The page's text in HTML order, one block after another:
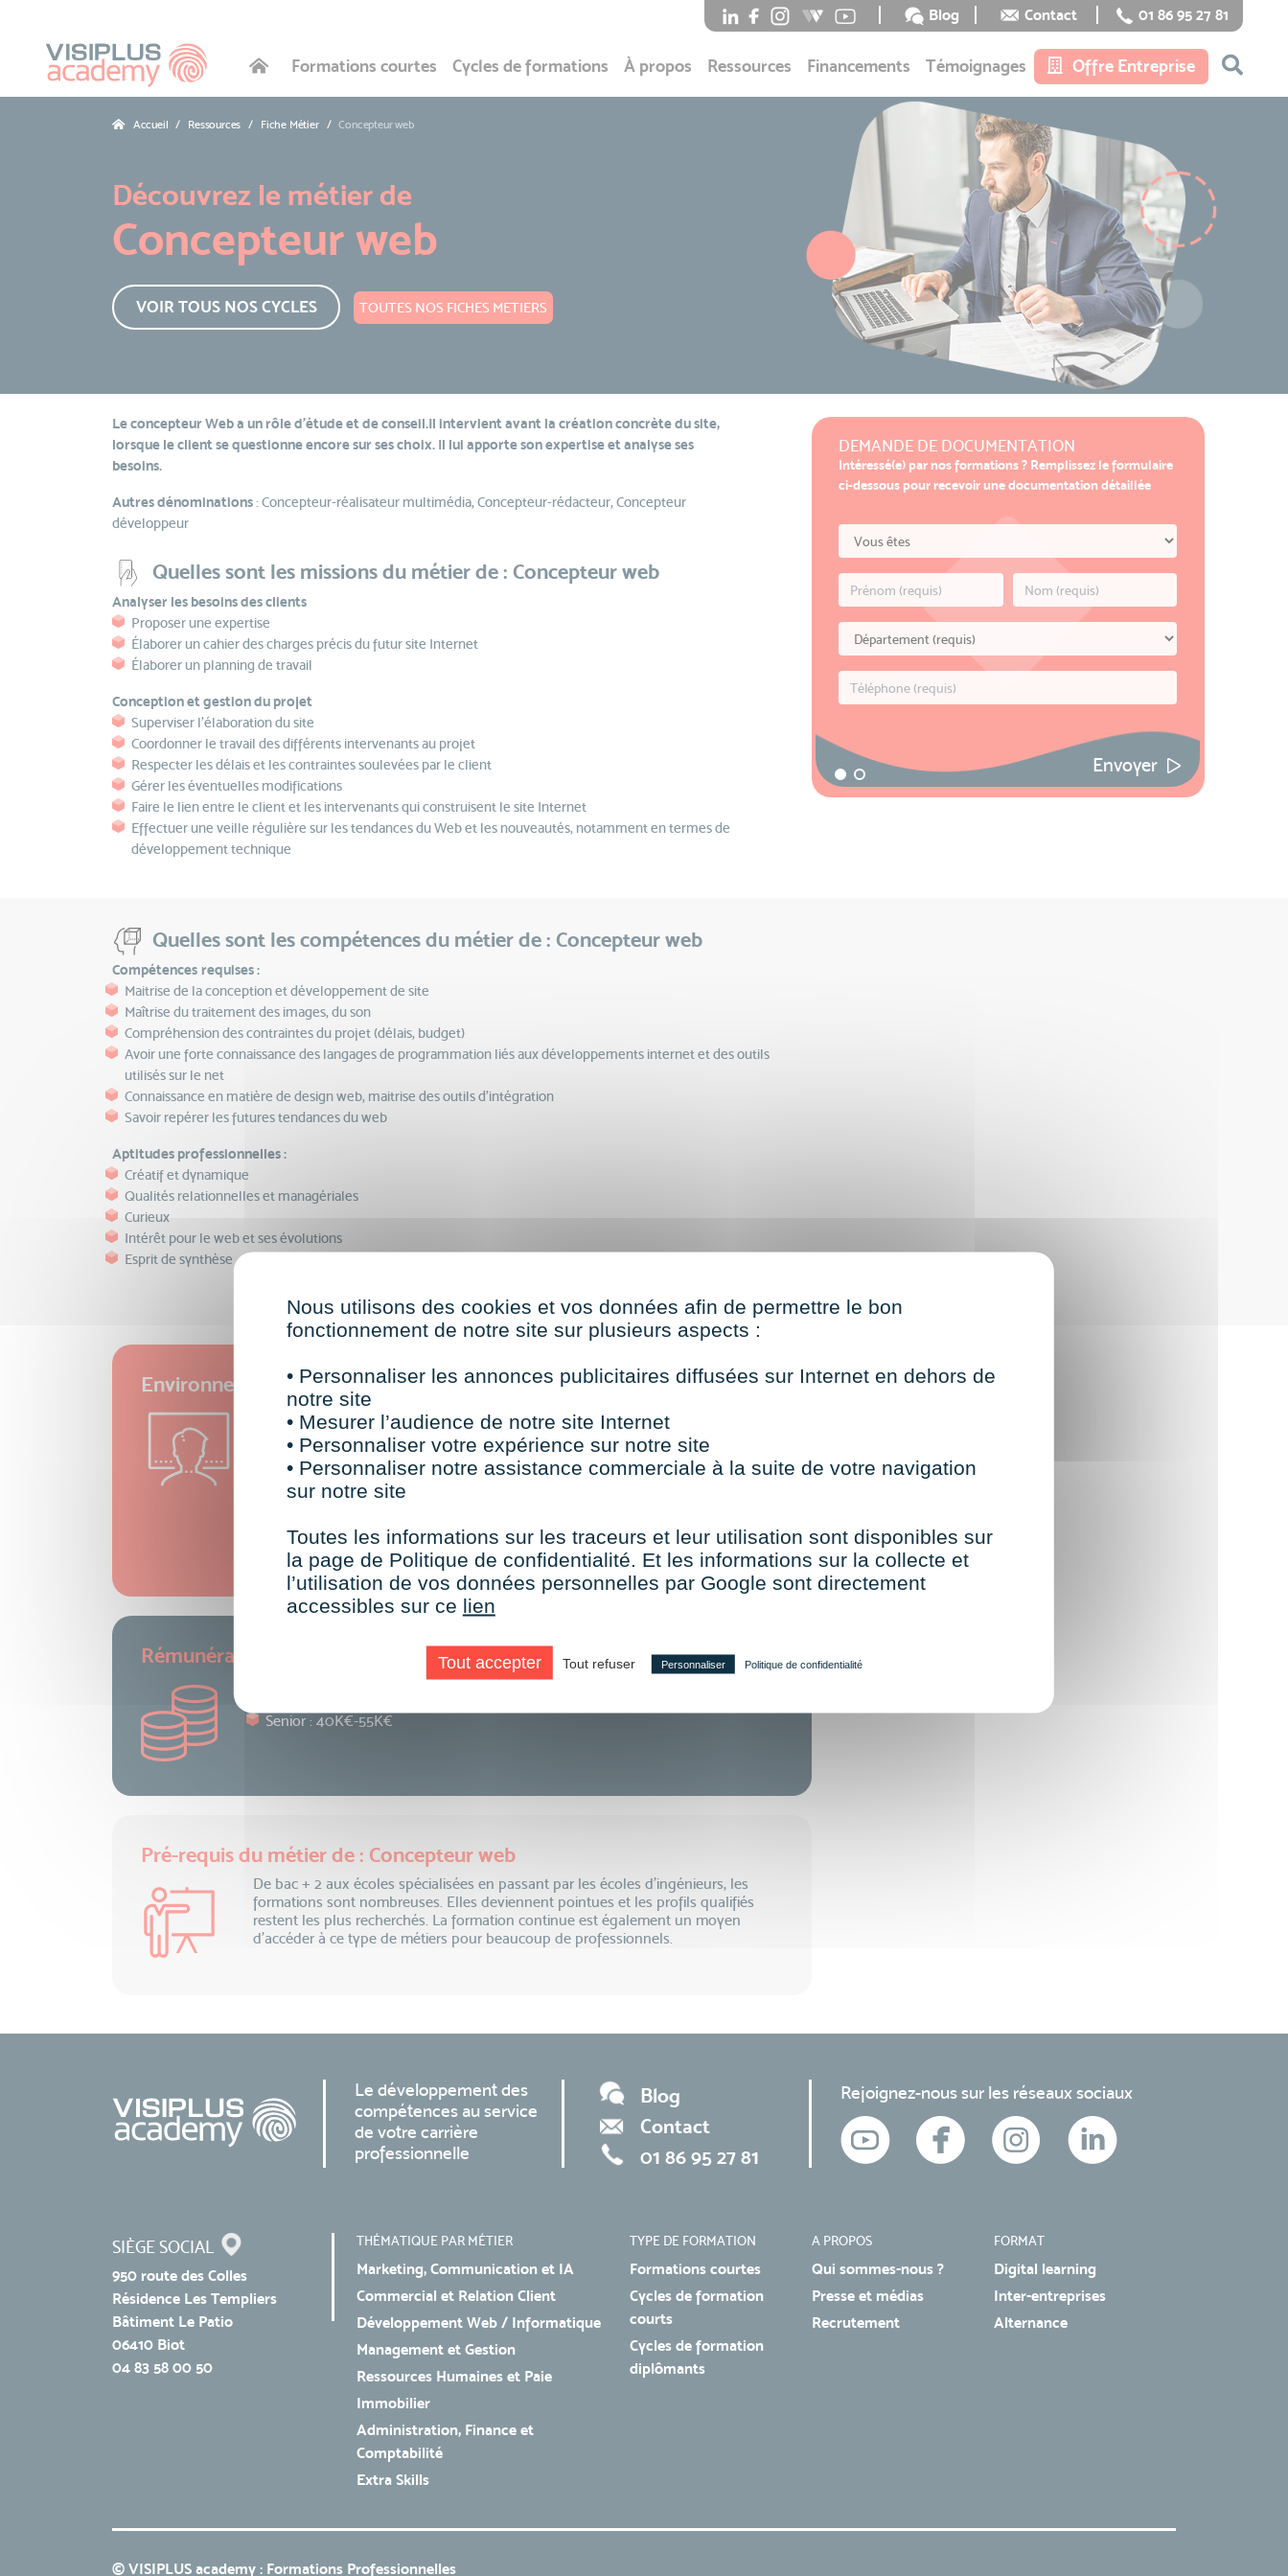
Blog Contact 01 86 95 27 81
Formations courtes Cycles de formations À propos Ressources Financements Témoignages Offre Entreprise
Accueil Ressources Fiche Métier Concepteur web
Découvrez le métier de
Concepteur web
VOIR TOUS NOS CYCLES TOUTES NOS FICHES METIERS
DEMANDE DE DOCUMENTATION
Intéressé(e) par nos formations ? Remplissez le formulaire
ci-dessous pour recevoir une documentation détaillée
Envoyer
Le concepteur Web a un rôle d’étude et de conseil.Il intervient avant la création concrète du site,
lorsque le client se questionne encore sur ses choix. Il lui apporte son expertise et analyse ses
besoins.
Autres dénominations: Concepteur-réalisateur multimédia, Concepteur-rédacteur, Concepteur
développeur
Quelles sont les missions du métier de : Concepteur web
Analyser les besoins des clients
Proposer une expertise
Élaborer un cahier des charges précis du futur site Internet
Élaborer un planning de travail
Conception et gestion du projet
Superviser l'élaboration du site
Coordonner le travail des différents intervenants au projet
Respecter les délais et les contraintes soulevées par le client
Gérer les éventuelles modifications
Faire le lien entre le client et les intervenants qui construisent le site Internet
Effectuer une veille régulière sur les tendances du Web et les nouveautés, notamment en termes de
développement technique
Quelles sont les compétences du métier de : Concepteur web
Compétences requises :
Maitrise de laconception et développement de site
Maîtrise du traitement des images, du son
Compréhension des contraintes du projet (délais, budget)
Avoir une forte connaissance des langages de programmation liés aux développements internet et des outils
utilisés sur le net
Connaissance en matière de design web, maitrise des outils d’intégration
Savoir repérer les futures tendances du web
Aptitudes professionnelles :
Créatif et dynamique
Qualités relationnelles et managériales
Curieux
Intérêt pour le web et ses évolutions
Esprit de synthèse
Environnement du métier de : Concepteur web
Rattachement hiérarchique :
Chef de projet Web
Interlocuteurs de travail :
Chef de projet
Ergonomes web
Directeur artistique
Rémunération du métier de : Concepteur web
Senior : 40K€-55K€
Pré-requis du métier de : Concepteur web
De bac + 2 aux écoles spécialisées en passant par les écoles d'ingénieurs, les
formations sont nombreuses. Elles deviennent pointues et les profils qualifiés
restent les plus recherchés. La formation continue est également un moyen
d’accéder à ce type de métiers pour beaucoup de professionnels.
Le développement des
compétences au service
de votre carrière
professionnelle
Blog
Contact
01 86 95 27 81
Rejoignez-nous sur les réseaux sociaux
SIÈGE SOCIAL
950 route des Colles
Résidence Les Templiers
Bâtiment Le Patio
06410 Biot
04 83 58 00 50
THÉMATIQUE PAR MÉTIER
Marketing, Communication et IA
Commercial et Relation Client
Développement Web / Informatique
Management et Gestion
Ressources Humaines et Paie
Immobilier
Administration, Finance et
Comptabilité
Extra Skills
TYPE DE FORMATION
Formations courtes
Cycles de formation
courts
Cycles de formation
diplômants
A PROPOS
Qui sommes-nous ?
Presse et médias
Recrutement
FORMAT
Digital learning
Inter-entreprises
Alternance
© VISIPLUS academy : Formations Professionnelles
Nous utilisons des cookies et vos données afin de permettre le bon
fonctionnement de notre site sur plusieurs aspects :
• Personnaliser les annonces publicitaires diffusées sur Internet en dehors de
notre site
• Mesurer l’audience de notre site Internet
• Personnaliser votre expérience sur notre site
• Personnaliser notre assistance commerciale à la suite de votre navigation
sur notre site
Toutes les informations sur les traceurs et leur utilisation sont disponibles sur
la page de Politique de confidentialité. Et les informations sur la collecte et
l’utilisation de vos données personnelles par Google sont directement
accessibles sur ce lien
Tout accepter Tout refuser Personnaliser Politique de confidentialité